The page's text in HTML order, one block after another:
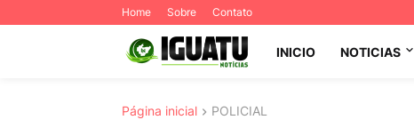
Home Sobre Contato
INICIO NOTICIAS
Página inicial POLICIAL